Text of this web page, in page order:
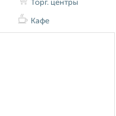
Торг. центры
Кафе